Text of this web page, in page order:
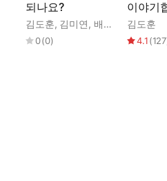
다면 인공지능 보리스와의 대화
고 자세한, 그러나 실은 내 말의
반복되는 것일까. 인공지능 보
에게.
정기현, 청예,한소범
되나요?
김도훈, 김미연, 배순탁 이화정
0(0)
이야기
김도훈
4.1(127